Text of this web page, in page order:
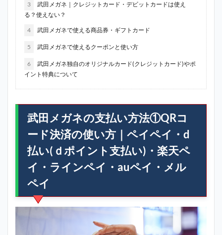
3
武田メガネ｜クレジットカード・デビットカードは使え
る？使えない？
4 武田メガネで使える商品券・ギフトカード
5 武田メガネで使えるクーポンと使い方
6
武田メガネ独自のオリジナルカード(クレジットカード)やポ
イント特典について
武田メガネの支払い方法①QRコ
ード決済の使い方｜ペイペイ・d
払い(ｄポイント支払い)・楽天ペ
イ・ラインペイ・auペイ・メル
ペイ